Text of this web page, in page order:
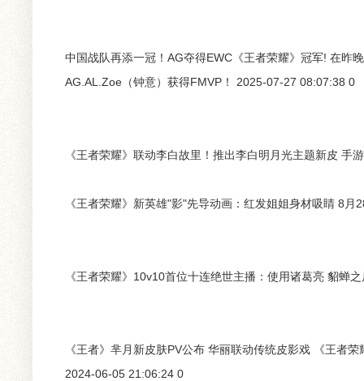
中国战队再添一冠！AG夺得EWC《王者荣耀》冠军! 在昨
AG.AL.Zoe（钟意）获得FMVP！ 2025-07-27 08:07:38 0
《王者荣耀》联动李白故里！推出李白明月光主题新皮
《王者荣耀》新英雄"影"先导动画：红发姐姐身材吸睛 8
《王者荣耀》10v10首位十连绝世主播：使用诸葛亮 貂蝉
《王者》芈月新皮肤PV公布 华丽联动传统皮影戏 《王者
2024-06-05 21:06:24 0